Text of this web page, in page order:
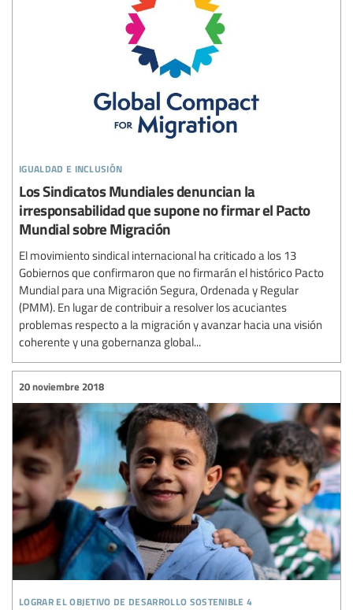
igualdad e inclusión
Los Sindicatos Mundiales denuncian la
irresponsabilidad que supone no firmar el Pacto
Mundial sobre Migración
El movimiento sindical internacional ha criticado a los 13
Gobiernos que confirmaron que no firmarán el histórico Pacto
Mundial para una Migración Segura, Ordenada y Regular
(PMM). En lugar de contribuir a resolver los acuciantes
problemas respecto a la migración y avanzar hacia una visión
coherente y una gobernanza global...
lograr el objetivo de desarrollo sostenible 4
20 noviembre 2018